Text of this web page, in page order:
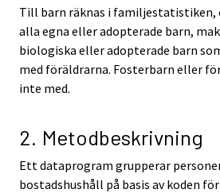
Till barn räknas i familjestatistiken,
alla egna eller adopterade barn,
biologiska eller adopterade barn
med föräldrarna. Fosterbarn eller
inte med.
2. Metodbeskrivning
Ett dataprogram grupperar
bostadshushåll på basis av koden